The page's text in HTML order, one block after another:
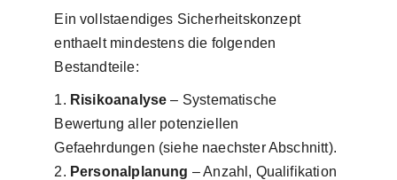
Ein vollstaendiges Sicherheitskonzept
enthaelt mindestens die folgenden
Bestandteile:
Risikoanalyse – Systematische
Bewertung aller potenziellen
Gefaehrdungen (siehe naechster Abschnitt).
Personalplanung – Anzahl, Qualifikation